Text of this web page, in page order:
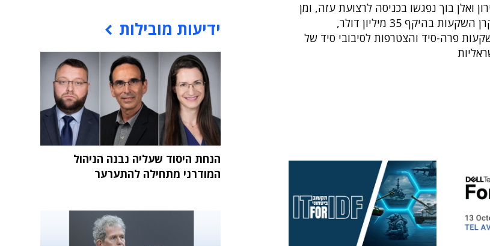
ואלן בוך נפגשו בכניסה לרצועת עזה, ומן
המפגש הזה נולדה קרן השקעות בהיקף 35 מיליון דולר,
פרה-סיד והצטרפות לסיבובי סיד של
ידיעות מובילות
הנחת היסוד שעליה נבנה הניהול
המודרני מתחילה להתערער